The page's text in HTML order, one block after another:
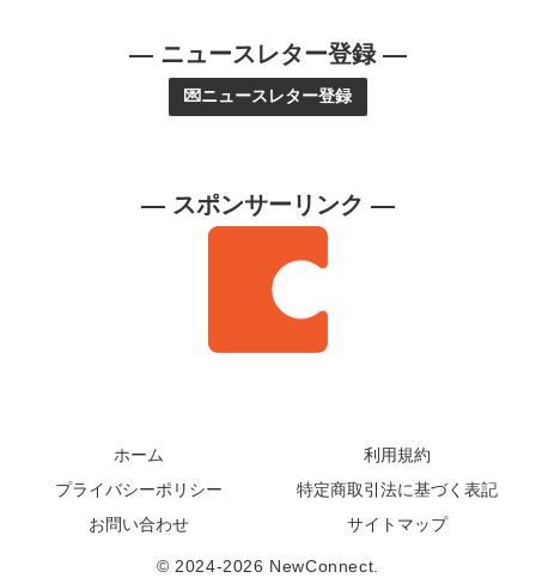
— ニュースレター登録 —
💌ニュースレター登録
— スポンサーリンク —
ホーム
利用規約
プライバシーポリシー
特定商取引法に基づく表記
お問い合わせ
サイトマップ
© 2024-2026 NewConnect.